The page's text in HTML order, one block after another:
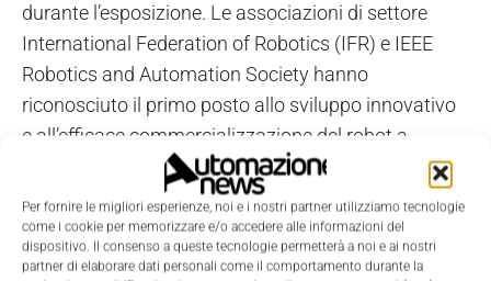
Per fornire le migliori esperienze, noi e i nostri partner utilizziamo tecnologie
come i cookie per memorizzare e/o accedere alle informazioni del
dispositivo. Il consenso a queste tecnologie permetterà a noi e ai nostri
partner di elaborare dati personali come il comportamento durante la
durante l’esposizione. Le associazioni di settore
International Federation of Robotics (IFR) e IEEE
Robotics and Automation Society hanno
riconosciuto il primo posto allo sviluppo innovativo
e all’efficace commercializzazione del robot a
braccio snodato UR5. L’azienda si è imposta sugli
altri finalisti al premio IERA provenienti da Giappone,
USA, Germania e Inghilterra.